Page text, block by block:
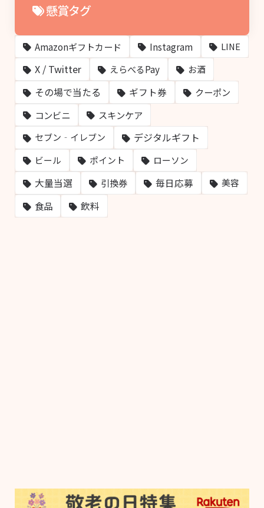
懸賞タグ
Amazonギフトカード Instagram LINE
X / Twitter えらべるPay お酒
その場で当たる ギフト券
クーポン
コンビニ
スキンケア
セブン‐イレブン デジタルギフト
ビール ポイント ローソン
大量当選 引換券 毎日応募 美容
食品 飲料